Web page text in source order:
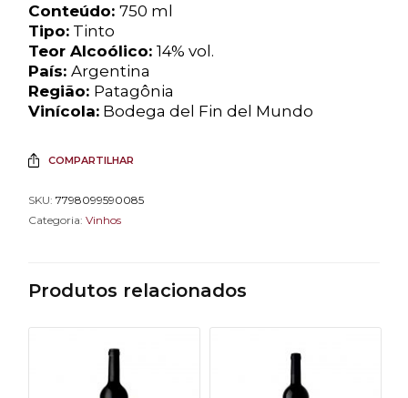
Conteúdo: 750 ml
Tipo:Tinto
Teor Alcoólico: 14% vol.
País: Argentina
Região: Patagônia
Vinícola:Bodega del Fin del Mundo
COMPARTILHAR
SKU: 7798099590085
Categoria: Vinhos
Produtos relacionados